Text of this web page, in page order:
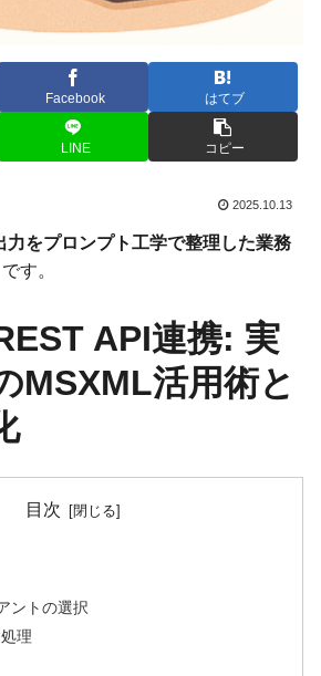
Facebook はてブ
LINE コピー
2025.10.13
力をプロンプト工学で整理した業務
です。
API連携: 実
MSXML活用術と
目次
ントの選択
理